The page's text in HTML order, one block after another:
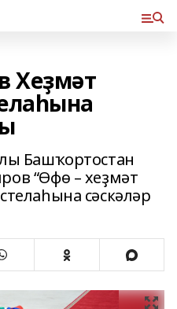
Хеҙмәт
Башҡортостан
“Өфө – хеҙмәт
сәскәләр